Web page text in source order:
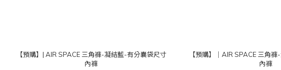
【預購】| AIR SPACE 三角褲-凝結藍-有分囊袋尺寸
內褲
【預購】｜AIR SPACE 三角
內褲